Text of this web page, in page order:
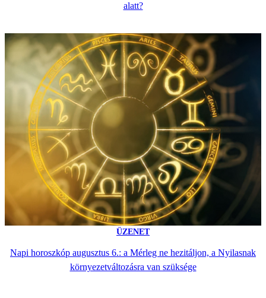
alatt?
ÜZENET
Napi horoszkóp augusztus 6.: a Mérleg ne hezitáljon, a Nyilasnak
környezetváltozásra van szüksége